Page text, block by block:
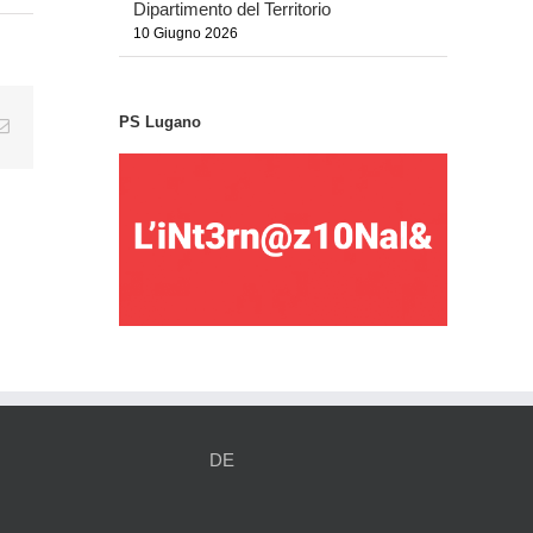
Email
Dipartimento del Territorio
10 Giugno 2026
PS Lugano
DE